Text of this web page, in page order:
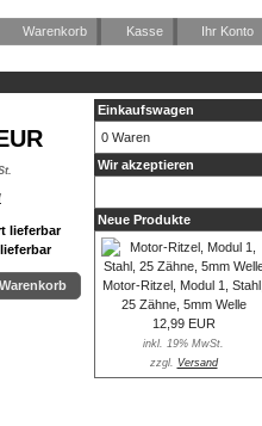
Warenkorb Kasse Ihr Konto
Einkaufswagen
0 Waren
Wir akzeptieren
Neue Produkte
Motor-Ritzel, Modul 1, Stahl,
25 Zähne, 5mm Welle
12,99 EUR
inkl. 19% MwSt.
zzgl. Versand